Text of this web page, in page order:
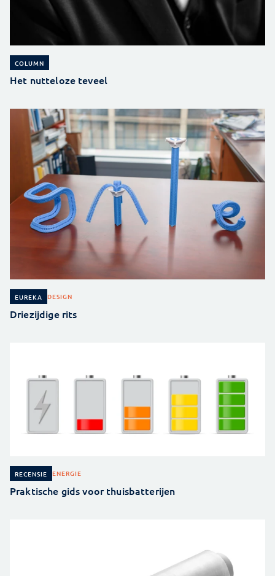
COLUMN
Het nutteloze teveel
EUREKA DESIGN
Driezijdige rits
RECENSIE ENERGIE
Praktische gids voor thuisbatterijen